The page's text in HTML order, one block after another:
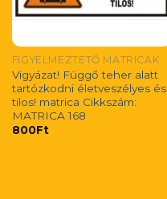
FIGYELMEZTETŐ MATRICÁK
Vigyázat! Függő teher alatt
tartózkodni életveszélyes és
tilos! matrica Cikkszám:
MATRICA 168
800Ft